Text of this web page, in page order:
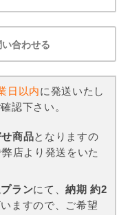
合わせる
日以内に発送いたし
認下さい。
商品となりますの
弊店より発送をいた
ランにて、納期 約2
ますので、ご希望